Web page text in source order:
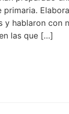
hablaron con
las que […]